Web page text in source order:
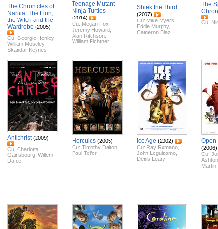
The Chronicles of
Narnia: The Lion,
the Witch and the
Wardrobe (2005)
Cu: Georgie Henley,
William Moseley,
Skandar Keynes
Teenage Mutant
Ninja Turtles
(2014)
Cu: Megan Fox
Jeremy Howard
Alan Ritchson
William Fichtner
Shrek the Third
(2007)
Cu: Mike Myers
Eddie Murphy,
Cameron Diaz
The
Cu:
Antichrist (2009)
Cu: Charlotte
Gainsbourg Willem
Dafoe
Hercules (2005)
Cu: Timothy Dalton
Paul Telfer
Ice Age (2002)
Cu: Ray Romano
John Leguizamo
Denis Leary
Open
(2006)
Cu:
Martin